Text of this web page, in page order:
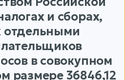
и сборах,
отдельными
в совокупном
размере 36846,12